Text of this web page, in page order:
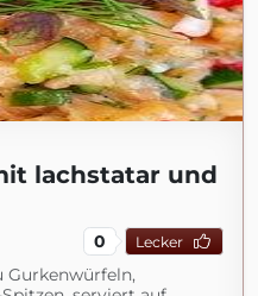
lachstatar und
0 Lecker
Gurkenwürfeln,